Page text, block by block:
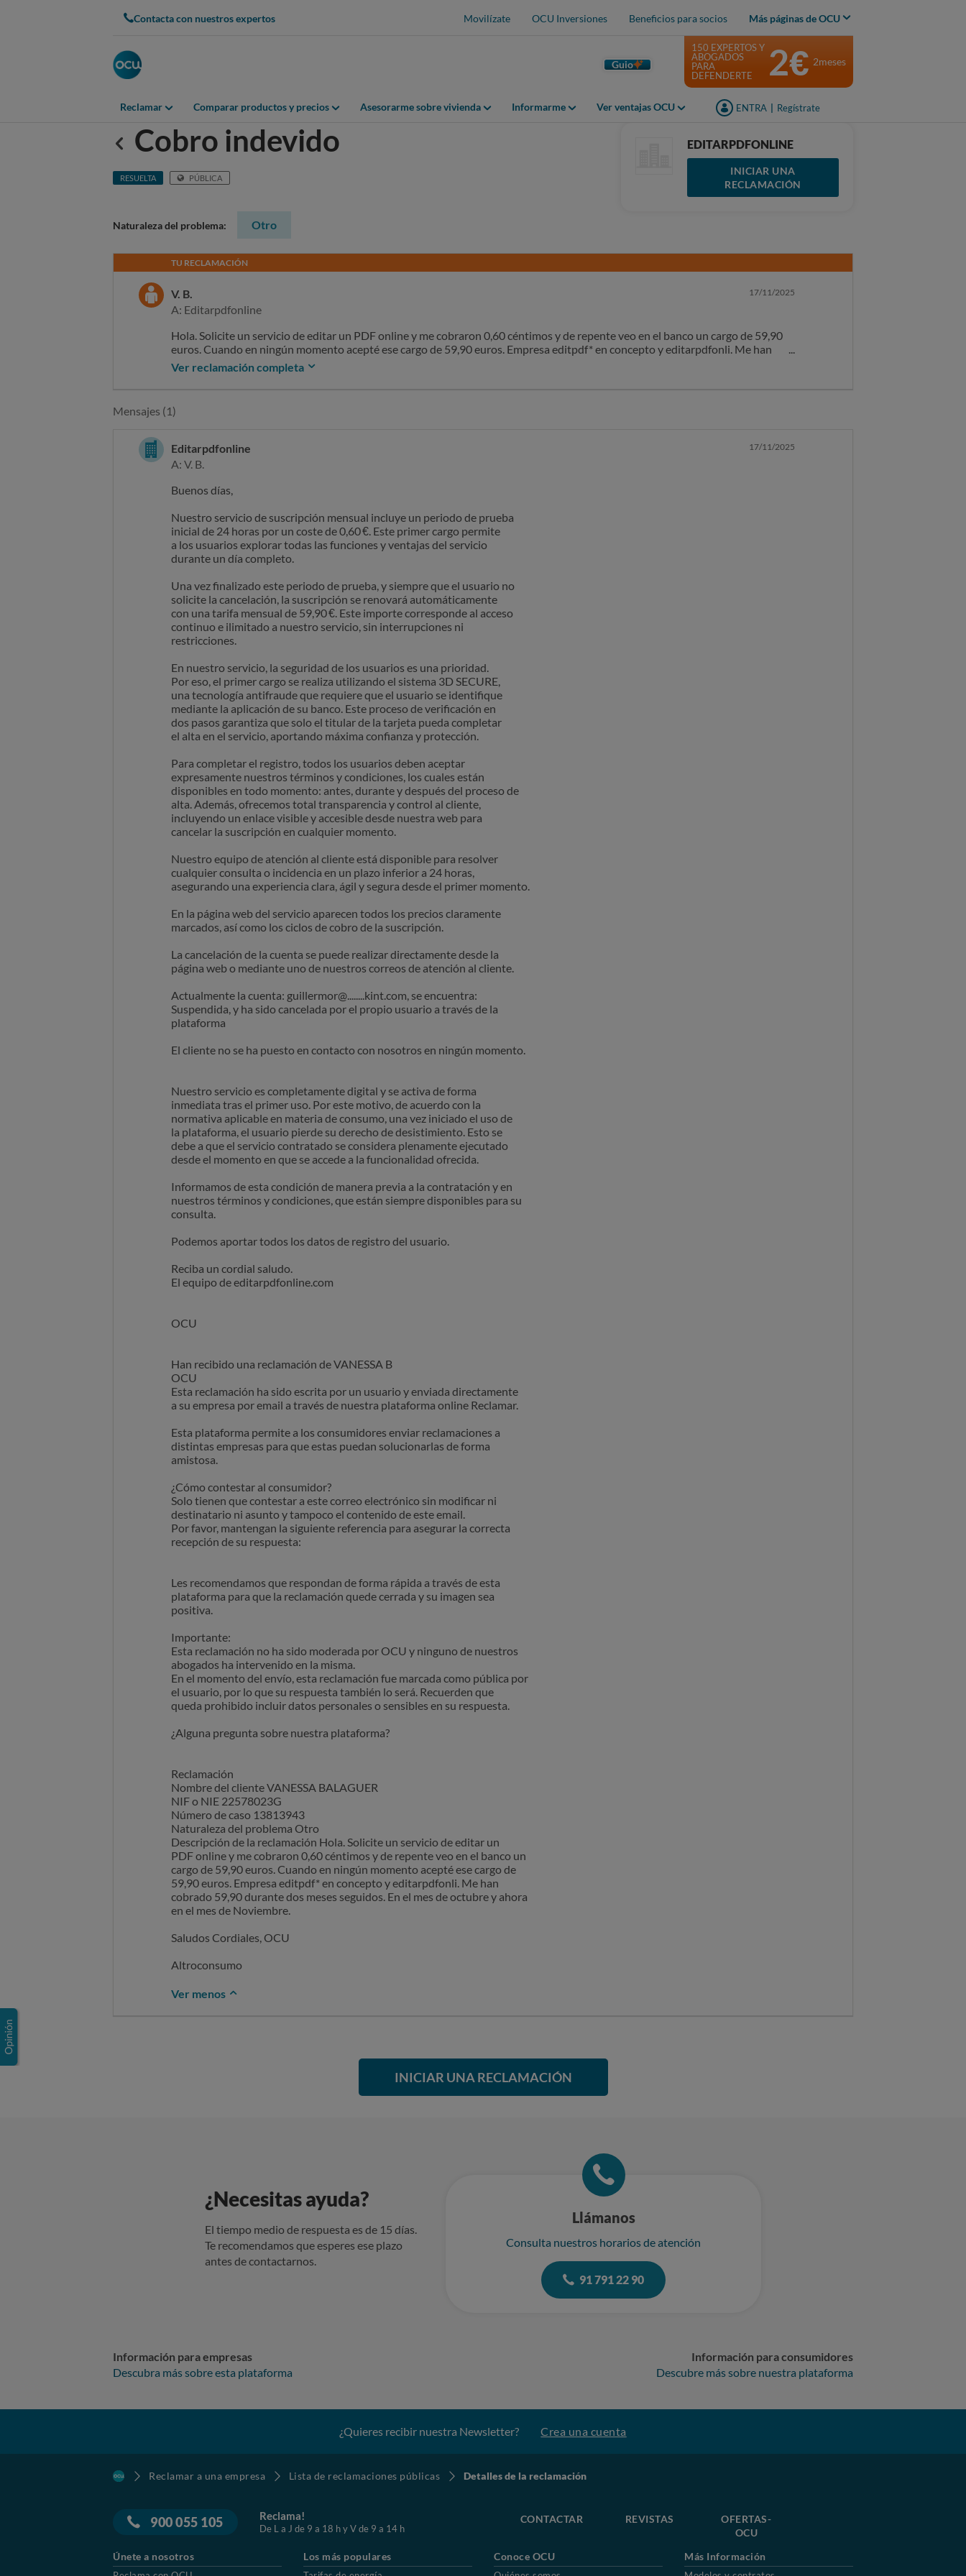
Contacta con nuestros expertos Movilízate OCU Inversiones Beneficios para socios Más páginas de OCU
Guio
Reclamar Comparar productos y precios Asesorarme sobre vivienda Informarme Ver ventajas OCU ENTRA Regístrate
150 EXPERTOS Y
ABOGADOS
PARA
DEFENDERTE
2€ 2meses
Anterior
Cobro indevido
RESUELTA PÚBLICA
EDITARPDFONLINE
INICIAR UNA
RECLAMACIÓN
Naturaleza del problema: Otro
TU RECLAMACIÓN
V. B.
A: Editarpdfonline
17/11/2025
Hola. Solicite un servicio de editar un PDF online y me cobraron 0,60 céntimos y de repente veo en el banco un cargo de 59,90
euros. Cuando en ningún momento acepté ese cargo de 59,90 euros. Empresa editpdf* en concepto y editarpdfonli. Me han
cobrado 59,90 durante dos meses seguidos. En el mes de octubre y ahora en el mes de Noviembre.
Ver reclamación completa
Mensajes (1)
Editarpdfonline
A: V. B.
17/11/2025
Buenos días,
Nuestro servicio de suscripción mensual incluye un periodo de prueba
inicial de 24 horas por un coste de 0,60 €. Este primer cargo permite
a los usuarios explorar todas las funciones y ventajas del servicio
durante un día completo.
Una vez finalizado este periodo de prueba, y siempre que el usuario no
solicite la cancelación, la suscripción se renovará automáticamente
con una tarifa mensual de 59,90 €. Este importe corresponde al acceso
continuo e ilimitado a nuestro servicio, sin interrupciones ni
restricciones.
En nuestro servicio, la seguridad de los usuarios es una prioridad.
Por eso, el primer cargo se realiza utilizando el sistema 3D SECURE,
una tecnología antifraude que requiere que el usuario se identifique
mediante la aplicación de su banco. Este proceso de verificación en
dos pasos garantiza que solo el titular de la tarjeta pueda completar
el alta en el servicio, aportando máxima confianza y protección.
Para completar el registro, todos los usuarios deben aceptar
expresamente nuestros términos y condiciones, los cuales están
disponibles en todo momento: antes, durante y después del proceso de
alta. Además, ofrecemos total transparencia y control al cliente,
incluyendo un enlace visible y accesible desde nuestra web para
cancelar la suscripción en cualquier momento.
Nuestro equipo de atención al cliente está disponible para resolver
cualquier consulta o incidencia en un plazo inferior a 24 horas,
asegurando una experiencia clara, ágil y segura desde el primer momento.
En la página web del servicio aparecen todos los precios claramente
marcados, así como los ciclos de cobro de la suscripción.
La cancelación de la cuenta se puede realizar directamente desde la
página web o mediante uno de nuestros correos de atención al cliente.
Actualmente la cuenta: guillermor@........kint.com, se encuentra:
Suspendida, y ha sido cancelada por el propio usuario a través de la
plataforma
El cliente no se ha puesto en contacto con nosotros en ningún momento.
Nuestro servicio es completamente digital y se activa de forma
inmediata tras el primer uso. Por este motivo, de acuerdo con la
normativa aplicable en materia de consumo, una vez iniciado el uso de
la plataforma, el usuario pierde su derecho de desistimiento. Esto se
debe a que el servicio contratado se considera plenamente ejecutado
desde el momento en que se accede a la funcionalidad ofrecida.
Informamos de esta condición de manera previa a la contratación y en
nuestros términos y condiciones, que están siempre disponibles para su
consulta.
Podemos aportar todos los datos de registro del usuario.
Reciba un cordial saludo.
El equipo de editarpdfonline.com
OCU
Han recibido una reclamación de VANESSA B
OCU
Esta reclamación ha sido escrita por un usuario y enviada directamente
a su empresa por email a través de nuestra plataforma online Reclamar.
Esta plataforma permite a los consumidores enviar reclamaciones a
distintas empresas para que estas puedan solucionarlas de forma
amistosa.
¿Cómo contestar al consumidor?
Solo tienen que contestar a este correo electrónico sin modificar ni
destinatario ni asunto y tampoco el contenido de este email.
Por favor, mantengan la siguiente referencia para asegurar la correcta
recepción de su respuesta:
Les recomendamos que respondan de forma rápida a través de esta
plataforma para que la reclamación quede cerrada y su imagen sea
positiva.
Importante:
Esta reclamación no ha sido moderada por OCU y ninguno de nuestros
abogados ha intervenido en la misma.
En el momento del envío, esta reclamación fue marcada como pública por
el usuario, por lo que su respuesta también lo será. Recuerden que
queda prohibido incluir datos personales o sensibles en su respuesta.
¿Alguna pregunta sobre nuestra plataforma?
Reclamación
Nombre del cliente VANESSA BALAGUER
NIF o NIE 22578023G
Número de caso 13813943
Naturaleza del problema Otro
Descripción de la reclamación Hola. Solicite un servicio de editar un
PDF online y me cobraron 0,60 céntimos y de repente veo en el banco un
cargo de 59,90 euros. Cuando en ningún momento acepté ese cargo de
59,90 euros. Empresa editpdf* en concepto y editarpdfonli. Me han
cobrado 59,90 durante dos meses seguidos. En el mes de octubre y ahora
en el mes de Noviembre.
Saludos Cordiales, OCU
Altroconsumo
Ver menos
INICIAR UNA RECLAMACIÓN
¿Necesitas ayuda?
El tiempo medio de respuesta es de 15 días.
Te recomendamos que esperes ese plazo
antes de contactarnos.
Llámanos
Consulta nuestros horarios de atención
91 791 22 90
Información para empresas
Descubra más sobre esta plataforma
Información para consumidores
Descubre más sobre nuestra plataforma
¿Quieres recibir nuestra Newsletter? Crea una cuenta
Reclamar a una empresa Lista de reclamaciones públicas Detalles de la reclamación
900 055 105 Reclama!
De L a J de 9 a 18 h y V de 9 a 14 h
CONTACTAR REVISTAS
OFERTAS-
OCU
Únete a nosotros
Los más populares
Conoce OCU
Más Información